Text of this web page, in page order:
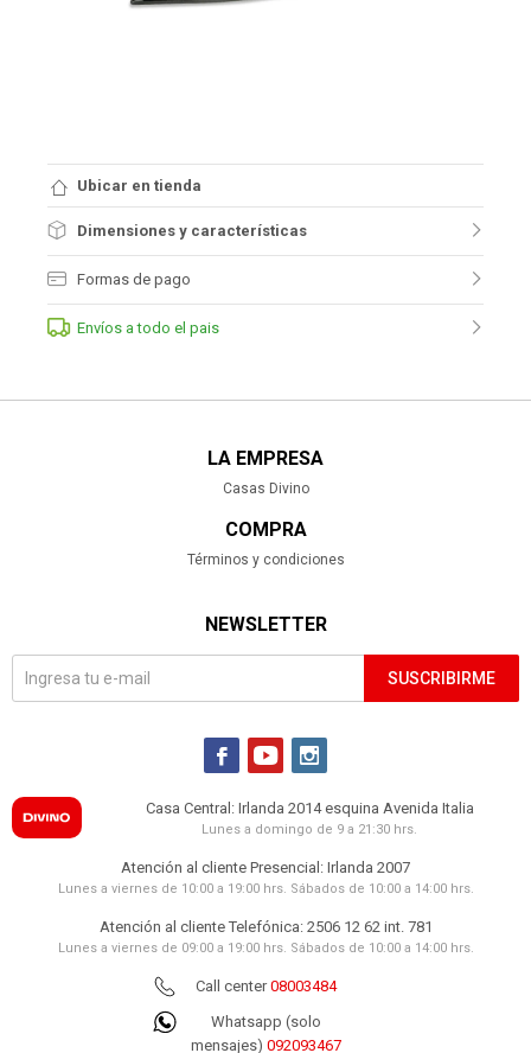
Ubicar en tienda
Dimensiones y características
Formas de pago
Envíos a todo el pais
LA EMPRESA
Casas Divino
COMPRA
Términos y condiciones
NEWSLETTER
SUSCRIBIRME
  
Casa Central: Irlanda 2014 esquina Avenida Italia
Lunes a domingo de 9 a 21:30 hrs.
Atención al cliente Presencial: Irlanda 2007
Lunes a viernes de 10:00 a 19:00 hrs. Sábados de 10:00 a 14:00 hrs.
Atención al cliente Telefónica: 2506 12 62 int. 781
Lunes a viernes de 09:00 a 19:00 hrs. Sábados de 10:00 a 14:00 hrs.
Call center08003484
Whatsapp (solo
mensajes) 092093467